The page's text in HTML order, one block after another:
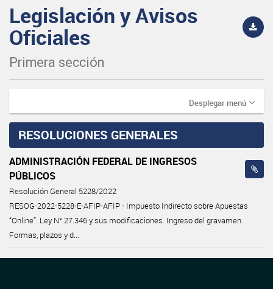
Legislación y Avisos
Oficiales
Primera sección
Desplegar menú
RESOLUCIONES GENERALES
ADMINISTRACIÓN FEDERAL DE INGRESOS
PÚBLICOS
Resolución General 5228/2022
RESOG-2022-5228-E-AFIP-AFIP - Impuesto Indirecto sobre Apuestas
“Online”. Ley N° 27.346 y sus modificaciones. Ingreso del gravamen.
Formas, plazos y d...